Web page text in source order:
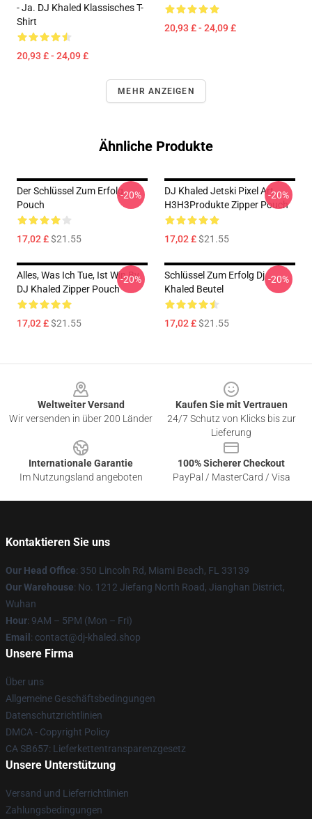
- Ja. DJ Khaled Klassisches T-
Shirt
20,93 £ - 24,09 £
20,93 £ - 24,09 £
MEHR ANZEIGEN
Ähnliche Produkte
Der Schlüssel Zum Erfolg
Pouch
17,02 £$21.55
-20%
DJ Khaled Jetski Pixel Art
H3H3Produkte Zipper Pouch
17,02 £$21.55
-20%
Alles, Was Ich Tue, Ist Win By
DJ Khaled Zipper Pouch
17,02 £$21.55
-20%
Schlüssel Zum Erfolg Dj
Khaled Beutel
17,02 £$21.55
-20%
Weltweiter Versand
Wir versenden in über 200 Länder
Kaufen Sie mit Vertrauen
24/7 Schutz von Klicks bis zur
Lieferung
Internationale Garantie
Im Nutzungsland angeboten
100% Sicherer Checkout
PayPal / MasterCard / Visa
Kontaktieren Sie uns
Our Head Office: 350 Lincoln Rd, Miami Beach, FL 33139
Our Warehouse: No. 1212 Jiefang North Road, Jianghan District,
Wuhan
Hour: 9AM – 5PM (Mon – Fri)
Email : contact@dj-khaled.shop
Unsere Firma
Über uns
Allgemeine Geschäftsbedingungen
Datenschutzrichtlinien
DMCA - Copyright Policy
CA SB657: Lieferkettentransparenzgesetz
Unsere Unterstützung
Versand und Lieferrichtlinien
Zahlungsbedingungen